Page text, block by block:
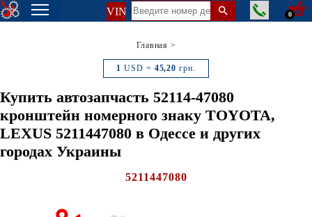
VIN 0
Главная >
1 USD = 45,20 грн.
Купить автозапчасть 52114-47080
кронштейн номерного знаку TOYOTA,
LEXUS 5211447080 в Одессе и других
городах Украины
5211447080